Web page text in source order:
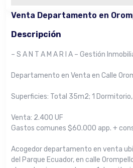
Venta Departamento en
Descripción
– S A N T A M A R I A – Gestión
Departamento en Venta en Calle
Superficies: Total 35m2; 1 Dormitorio,
Venta: 2.400 UF
Gastos comunes $60.000 app. +
Acogedor departamento en venta
del Parque Ecuador, en calle